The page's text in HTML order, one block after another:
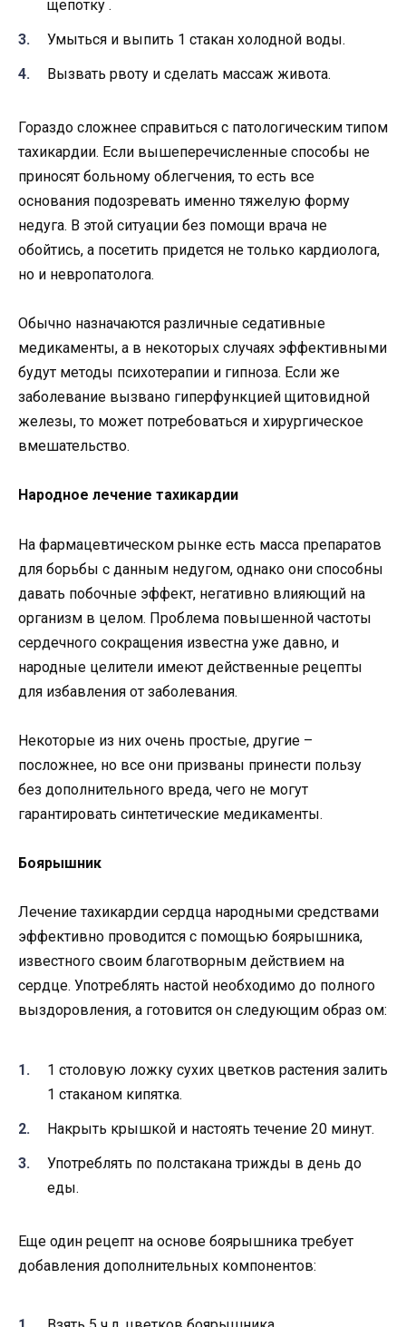
щепотку .
Умыться и выпить 1 стакан холодной воды.
Вызвать рвоту и сделать массаж живота.
Гораздо сложнее справиться с патологическим типом
тахикардии. Если вышеперечисленные способы не
приносят больному облегчения, то есть все
основания подозревать именно тяжелую форму
недуга. В этой ситуации без помощи врача не
обойтись, а посетить придется не только кардиолога,
но и невропатолога.
Обычно назначаются различные седативные
медикаменты, а в некоторых случаях эффективными
будут методы психотерапии и гипноза. Если же
заболевание вызвано гиперфункцией щитовидной
железы, то может потребоваться и хирургическое
вмешательство.
Народное лечение тахикардии
На фармацевтическом рынке есть масса препаратов
для борьбы с данным недугом, однако они способны
давать побочные эффект, негативно влияющий на
организм в целом. Проблема повышенной частоты
сердечного сокращения известна уже давно, и
народные целители имеют действенные рецепты
для избавления от заболевания.
Некоторые из них очень простые, другие –
посложнее, но все они призваны принести пользу
без дополнительного вреда, чего не могут
гарантировать синтетические медикаменты.
Боярышник
Лечение тахикардии сердца народными средствами
эффективно проводится с помощью боярышника,
известного своим благотворным действием на
сердце. Употреблять настой необходимо до полного
выздоровления, а готовится он следующим образ ом:
1 столовую ложку сухих цветков растения залить
1 стаканом кипятка.
Накрыть крышкой и настоять течение 20 минут.
Употреблять по полстакана трижды в день до
еды.
Еще один рецепт на основе боярышника требует
добавления дополнительных компонентов: